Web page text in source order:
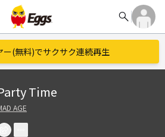
search
ー(無料)でサクサク連続再生
Time
AGE